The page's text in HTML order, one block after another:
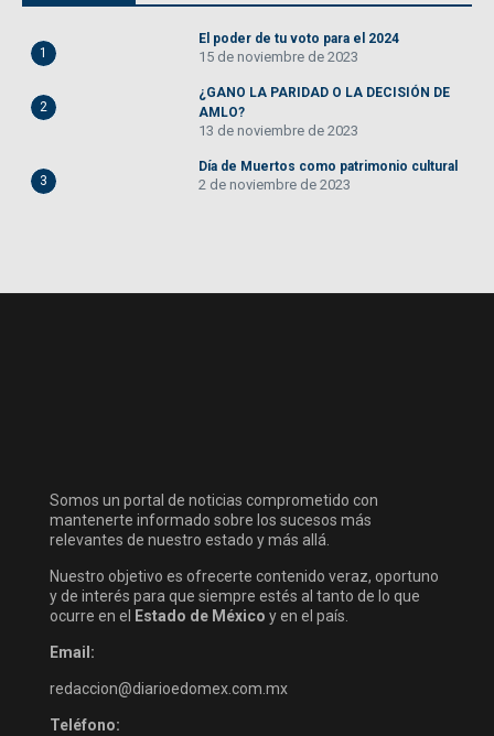
1
El poder de tu voto para el 2024
15 de noviembre de 2023
2
¿GANO LA PARIDAD O LA DECISIÓN DE
AMLO?
13 de noviembre de 2023
3
Día de Muertos como patrimonio cultural
2 de noviembre de 2023
Somos un portal de noticias comprometido con
mantenerte informado sobre los sucesos más
relevantes de nuestro estado y más allá.
Nuestro objetivo es ofrecerte contenido veraz, oportuno
y de interés para que siempre estés al tanto de lo que
ocurre en el
Estado de México y en el país.
Email:
redaccion@diarioedomex.com.mx
Teléfono: